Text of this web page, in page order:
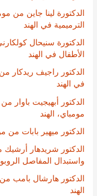
الدكتورة لينا جاين من
الترميمية في الهند
الدكتورة سنيحال
الأطفال في الهند
الدكتور راجيف ريدكار
في الهند
الدكتور أبهيجيت باوار
مومباي، الهند
الدكتور ميهير بابات
الدكتور شريدهار
واستبدال المفاصل
الدكتور هارشال بامب
الهند